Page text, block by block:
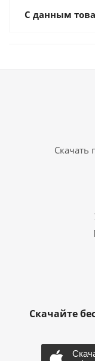
С данным
Скачать
Скачайте